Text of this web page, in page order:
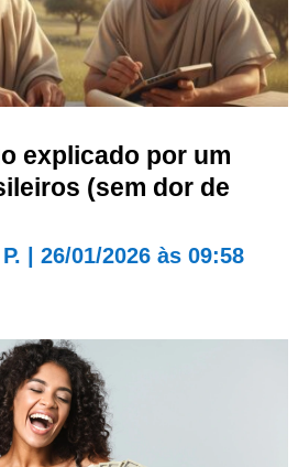
explicado por um
(sem dor de
26/01/2026 às 09:58